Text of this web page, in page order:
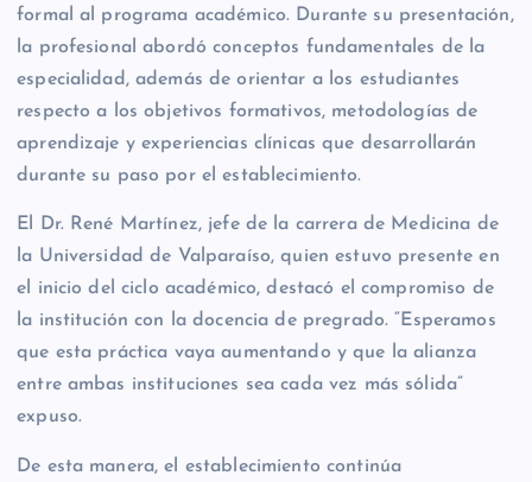
formal al programa académico. Durante su presentación,
la profesional abordó conceptos fundamentales de la
especialidad, además de orientar a los estudiantes
respecto a los objetivos formativos, metodologías de
aprendizaje y experiencias clínicas que desarrollarán
durante su paso por el establecimiento.
El Dr. René Martínez, jefe de la carrera de Medicina de
la Universidad de Valparaíso, quien estuvo presente en
el inicio del ciclo académico, destacó el compromiso de
la institución con la docencia de pregrado. “Esperamos
que esta práctica vaya aumentando y que la alianza
entre ambas instituciones sea cada vez más sólida”
expuso.
De esta manera, el establecimiento continúa